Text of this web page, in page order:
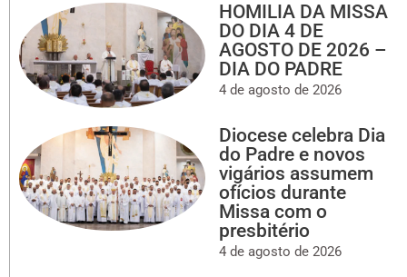
HOMILIA DA MISSA
DO DIA 4 DE
AGOSTO DE 2026 –
DIA DO PADRE
4 de agosto de 2026
Diocese celebra Dia
do Padre e novos
vigários assumem
ofícios durante
Missa com o
presbitério
4 de agosto de 2026